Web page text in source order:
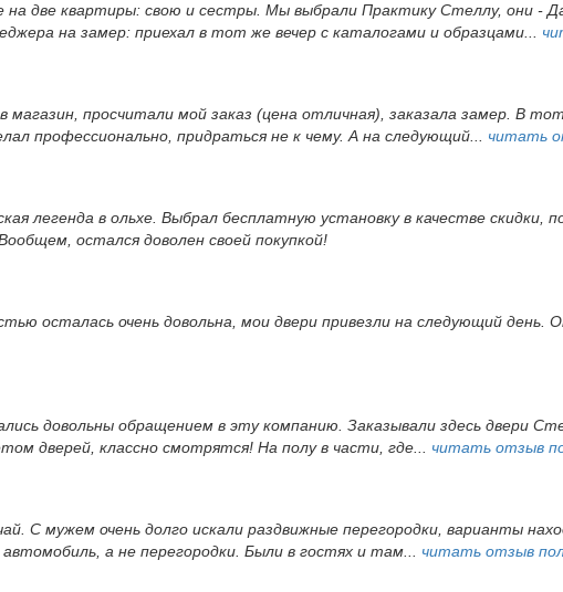
две квартиры: свою и сестры. Мы выбрали Практику Стеллу, они -
на замер: приехал в тот же вечер с каталогами и образцами...
магазин, просчитали мой заказ (цена отличная), заказала замер. В
профессионально, придраться не к чему. А на следующий... читать
легенда в ольхе. Выбрал бесплатную установку в качестве скидки,
остался доволен своей покупкой!
осталась очень довольна, мои двери привезли на следующий день.
довольны обращением в эту компанию. Заказывали здесь двери
дверей, классно смотрятся! На полу в части, где... читать отзыв
С мужем очень долго искали раздвижные перегородки, варианты
а не перегородки. Были в гостях и там... читать отзыв